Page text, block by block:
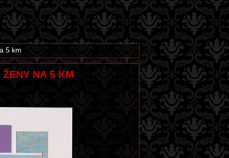
5 km
NA 5 KM